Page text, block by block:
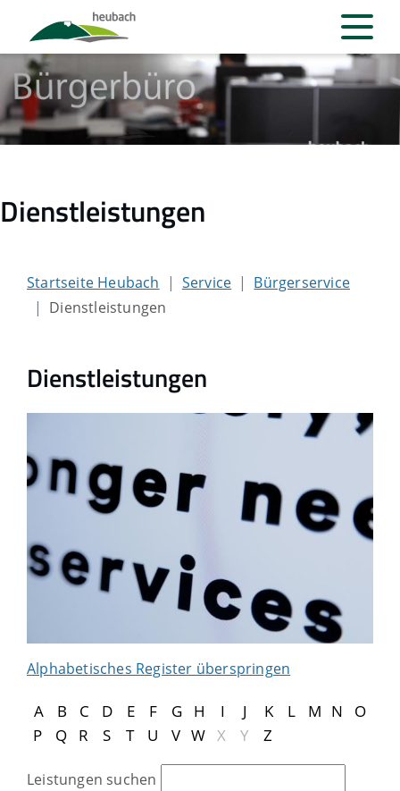
Dienstleistungen
Startseite Heubach Service
Bürgerservice
Dienstleistungen
Dienstleistungen
Alphabetisches Register überspringen
A B C D E F G H I J K L M N
O
P
Q R S T U V W X Y Z
Leistungen suchen